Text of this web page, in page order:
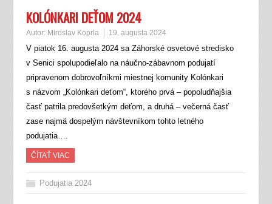
KOLÓNKARI DEŤOM 2024
Autor: Miroslav Koprla 19. augusta 2024
V piatok 16. augusta 2024 sa Záhorské osvetové stredisko
v Senici spolupodieľalo na náučno-zábavnom podujatí
pripravenom dobrovoľníkmi miestnej komunity Kolónkari
s názvom „Kolónkari deťom“, ktorého prvá – popoludňajšia
časť patrila predovšetkým deťom, a druhá – večerná časť
zase najmä dospelým návštevníkom tohto letného
podujatia….
ČÍTAŤ VIAC
Podujatia 2024